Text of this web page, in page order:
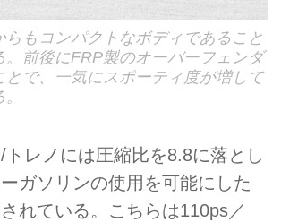
らもコンパクトなボディであること
。前後にFRP製のオーバーフェンダ
とで、一気にスポーティ度が増して
トレノには圧縮比を8.8に落とし
ガソリンの使用を可能にした
れている。こちらは110ps／